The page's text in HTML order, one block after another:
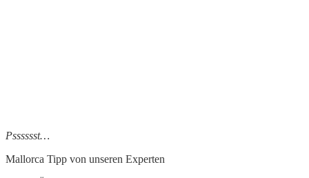
Psssssst…
Mallorca Tipp von unseren Experten